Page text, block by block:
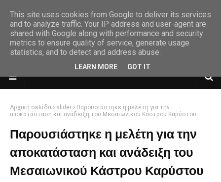
Αρχική σελίδα slider
Παρουσιάστηκε η μελέτη για την
αποκατάσταση και ανάδειξη του Μεσαιωνικού Κάστρου Καρύστου
Παρουσιάστηκε η μελέτη για την
αποκατάσταση και ανάδειξη του
Μεσαιωνικού Κάστρου Καρύστου
This site uses cookies from Google to deliver its services
and to analyze traffic. Your IP address and user-agent are
shared with Google along with performance and security
metrics to ensure quality of service, generate usage
statistics, and to detect and address abuse.
LEARN MORE GOT IT